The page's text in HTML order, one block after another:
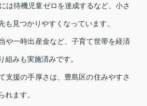
は待機児童ゼロを達成するなど、小さ
も見つかりやすくなっています。
や一時出産金など、子育て世帯を経済
組みも実施済みです。
支援の手厚さは、豊島区の住みやすさ
れます。